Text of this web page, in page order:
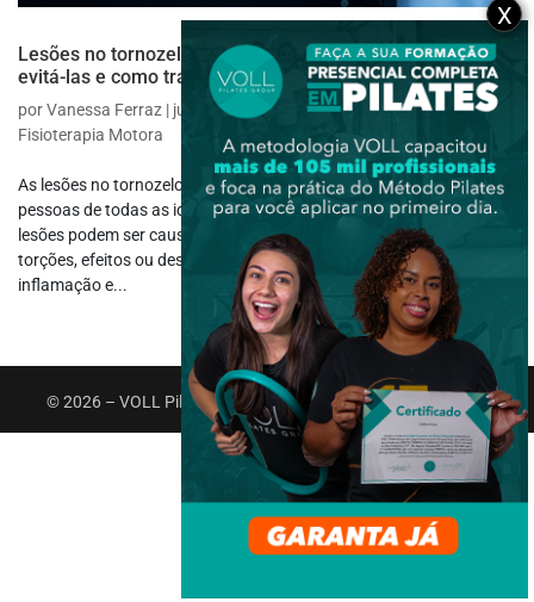
Lesões no tornozelo: quais são as mais comuns, como
evitá-las e como tratá-las?
porVanessa Ferraz | jun 28, 2023|Fisioterapia Específica,
Fisioterapia Motora
As lesões no tornozelo são uma ocorrência comum que pode afetar
pessoas de todas as idades e níveis de atividade física. Essas
lesões podem ser causadas por uma variedade de fatores, como
torções, efeitos ou desgaste excessivo, e podem resultar em dor,
inflamação e...
© 2026 – VOLL Pilates Group. Todos os direitos reservados.
X